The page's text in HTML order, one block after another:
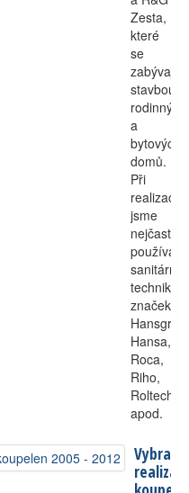
Zesta,
které
se
zabývají
stavbou
rodinných
a
bytových
domů.
Při
jsme
nejčastěji
používali
sanitární
techniku
značek
Hansa,
Roca,
Riho,
Roltechnik
apod.
Vybrané